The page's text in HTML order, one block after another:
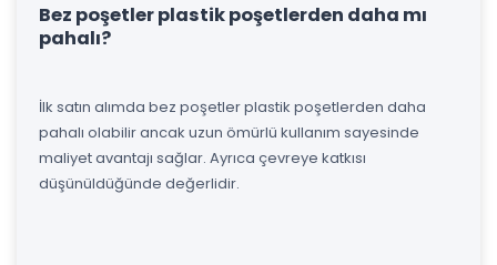
Bez poşetler plastik poşetlerden daha mı
pahalı?
İlk satın alımda bez poşetler plastik poşetlerden daha
pahalı olabilir ancak uzun ömürlü kullanım sayesinde
maliyet avantajı sağlar. Ayrıca çevreye katkısı
düşünüldüğünde değerlidir.